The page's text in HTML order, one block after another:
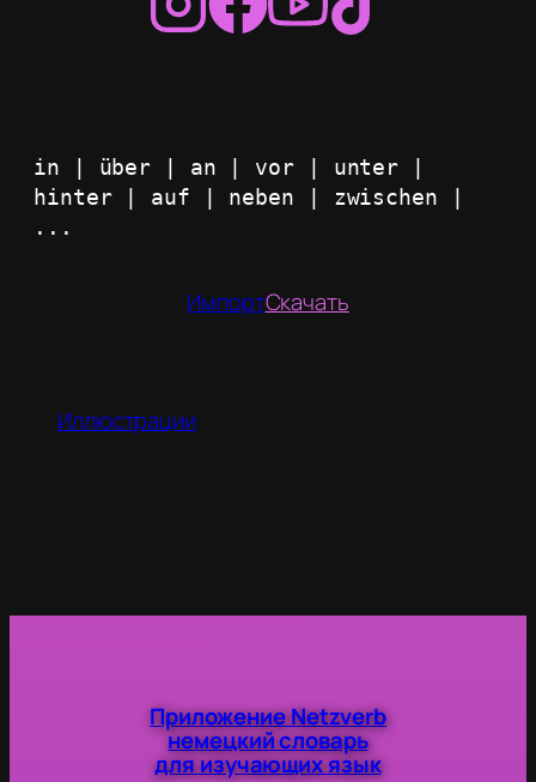
in | über | an | vor | unter |
hinter | auf | neben | zwischen |
...
ИмпортСкачать
Иллюстрации
Приложение Netzverb
немецкий словарь
для изучающих язык